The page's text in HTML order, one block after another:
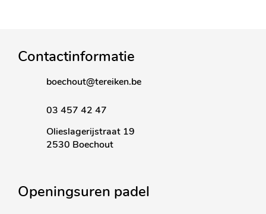
Contactinformatie
boechout@tereiken.be
03 457 42 47
Olieslagerijstraat 19
2530 Boechout
Openingsuren padel